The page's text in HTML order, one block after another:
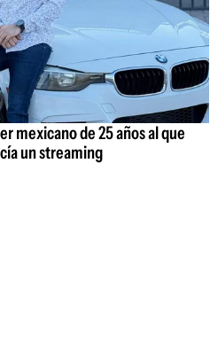
mexicano de 25 años al que
un streaming